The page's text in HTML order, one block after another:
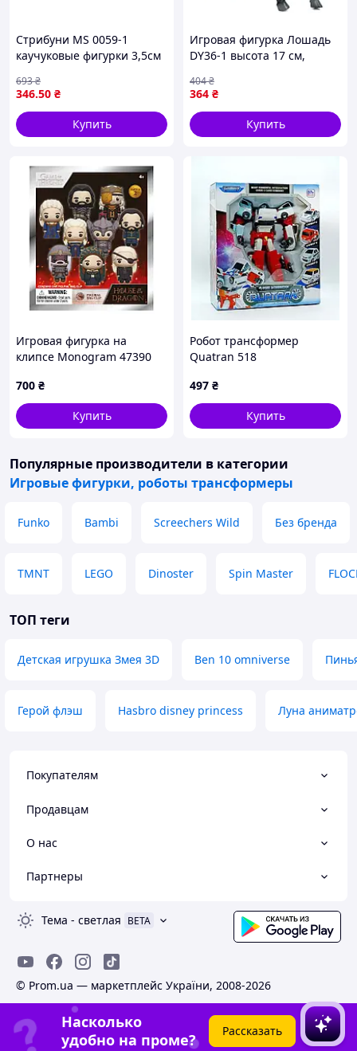
Стрибуни MS 0059-1
каучуковые фигурки 3,5см
цветов 36шт на листе
346.50 ₴
693₴
Купить
Игровая фигурка Лошадь
DY36-1 высота 17 см,
364 ₴
404₴
Купить
Игровая фигурка на
клипсе Monogram 47390
700 ₴
Купить
Робот трансформер
Quatran 518
497 ₴
Купить
Популярные производители в категории
Игровые фигурки, роботы трансформеры
Funko Bambi Screechers Wild Без бренда
TMNT LEGO Dinoster Spin Master
ТОП теги
Детская игрушка Змея 3D Ben 10 omniverse
Герой флэш Hasbro disney princess Луна
Покупателям
Продавцам
О нас
Партнеры
Тема - светлая BETA
© Prom.ua — маркетплейс України, 2008-2026
Насколько
удобно на проме?
Рассказать